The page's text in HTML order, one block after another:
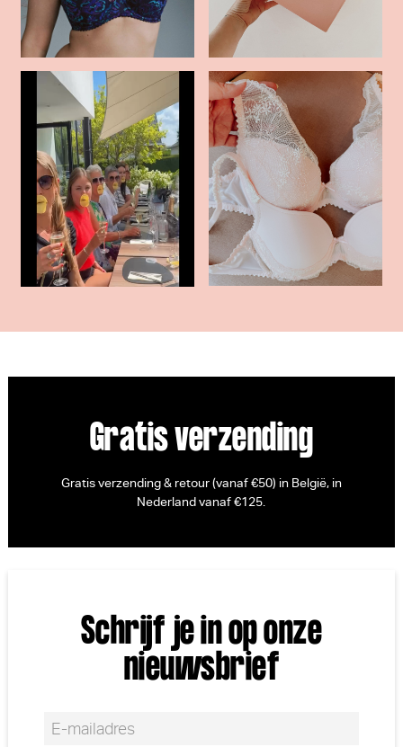
Gratis verzending
Gratis verzending & retour (vanaf €50) in België, in
Nederland vanaf €125.
Schrijf je in op onze
nieuwsbrief